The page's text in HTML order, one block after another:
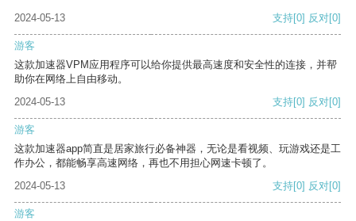
2024-05-13 支持[0] 反对[0]
游客
这款加速器VPM应用程序可以给你提供最高速度和安全性的连接，并帮
助你在网络上自由移动。
2024-05-13
支持[0] 反对[0]
游客
这款加速器app简直是居家旅行必备神器，无论是看视频、玩游戏还是工
作办公，都能畅享高速网络，再也不用担心网速卡顿了。
2024-05-13
支持[0] 反对[0]
游客